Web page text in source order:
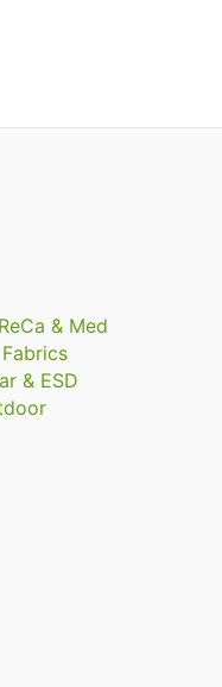
& Med
& ESD